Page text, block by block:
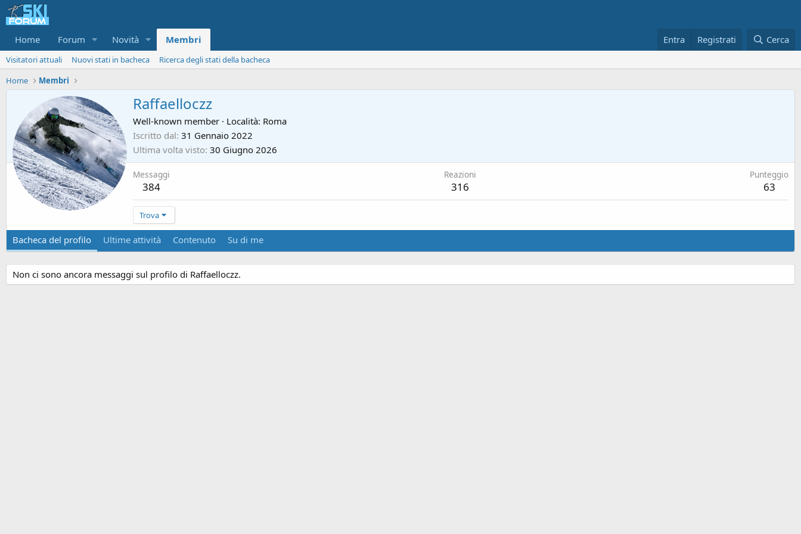
Home Forum Novità Membri Entra Registrati Cerca
Visitatori attuali Nuovi stati in bacheca
Ricerca degli stati della bacheca
Home
Membri
Raffaelloczz
Well-known member · Località: Roma
Iscritto dal 31 Gennaio 2022
Ultima volta visto 30 Giugno 2026
Messaggi
384
Reazioni
316
Punteggio
63
Trova
Bacheca del profilo Ultime attività Contenuto Su di me
Non ci sono ancora messaggi sul profilo di Raffaelloczz.